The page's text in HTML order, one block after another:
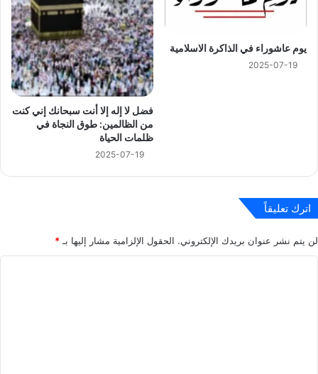
يوم عاشوراء في الذاكرة الاسلامية
2025-07-19
فضل لا إله إلا أنت سبحانك إني كنت
من الظالمين: طوق النجاة في
ظلمات الحياة
2025-07-19
اترك تعليقاً
لن يتم نشر عنوان بريدك الإلكتروني. الحقول الإلزامية مشار إليها بـ *